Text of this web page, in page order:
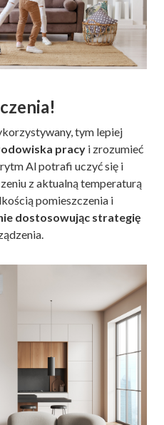
tym lepiej
pracy i zrozumieć
Al potrafi uczyć się i
z aktualną temperaturą
pomieszczenia i
dostosowując strategię